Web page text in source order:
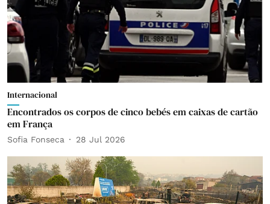
Internacional
Encontrados os corpos de cinco bebés em caixas de cartão
em França
Sofia Fonseca 28 Jul 2026